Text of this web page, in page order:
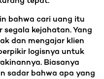
bahwa cari uang itu
kejahatan. Yang
dan mengajar klien
logisnya untuk
Biasanya
sadar bahwa apa yang